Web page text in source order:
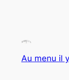
Au menu il